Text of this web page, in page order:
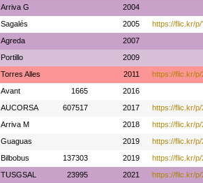
Arriva G 2004
Sagalés 2005 https://flic.kr/
Agreda 2007
Portillo 2009
Torres Alles 2011 https://flic.kr/
Avant 1665 2016
AUCORSA 607517 2017 https://flic.kr/
Arriva M 2018 https://flic.kr/p/
Guaguas 2019 https://flic.kr/
Bilbobus 137303 2019 https://flic.kr/p/
TUSGSAL 23995 2021 https://flic.kr/